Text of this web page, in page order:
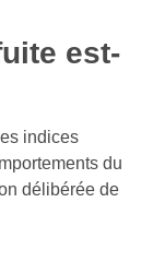
est-
indices
du
délibérée de